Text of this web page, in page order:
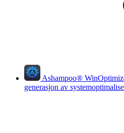
Ashampoo®
generasjon av